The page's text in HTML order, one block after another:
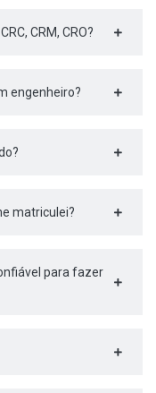
CRM, CRO?
engenheiro?
matriculei?
para fazer